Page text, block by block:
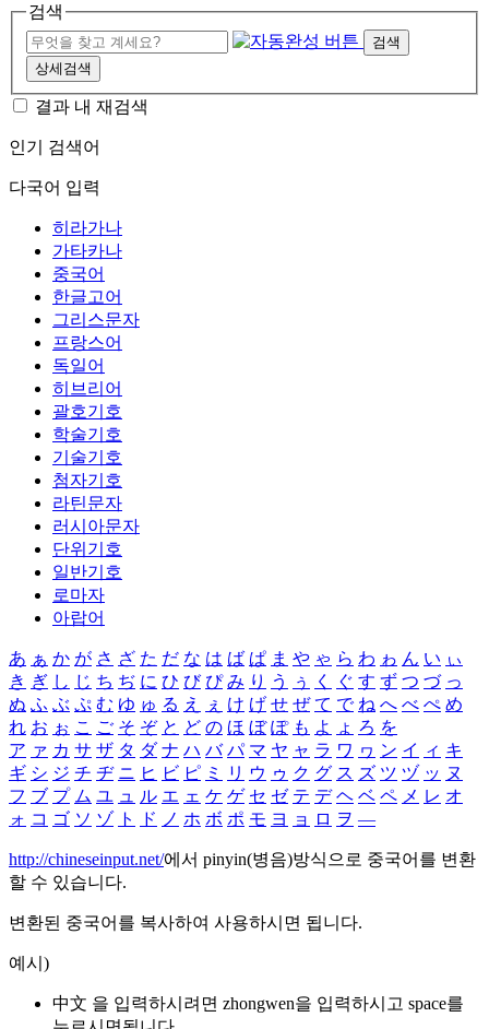
검색
검색
상세검색
결과 내 재검색
인기 검색어
다국어 입력
히라가나
가타카나
중국어
한글고어
그리스문자
프랑스어
독일어
히브리어
괄호기호
학술기호
기술기호
첨자기호
라틴문자
러시아문자
단위기호
일반기호
로마자
아랍어
あ ぁ か が さ ざ た だ な は ば ぱ ま や ゃ ら わ ゎ ん い ぃ
き ぎ し じ ち ぢ に ひ び ぴ み り う ぅ く ぐ す ず つ づ っ
ぬ ふ ぶ ぷ む ゆ ゅ る え ぇ け げ せ ぜ て で ね へ べ ぺ め
れ お ぉ こ ご そ ぞ と ど の ほ ぼ ぽ も よ ょ ろ を
ア ァ カ サ ザ タ ダ ナ ハ バ パ マ ヤ ャ ラ ワ ヮ ン イ ィ キ
ギ シ ジ チ ヂ ニ ヒ ビ ピ ミ リ ウ ゥ ク グ ス ズ ツ ヅ ッ ヌ
フ ブ プ ム ユ ュ ル エ ェ ケ ゲ セ ゼ テ デ ヘ ベ ペ メ レ オ
ォ コ ゴ ソ ゾ ト ド ノ ホ ボ ポ モ ヨ ョ ロ ヲ ―
http://chineseinput.net/에서 pinyin(병음)방식으로 중국어를 변환
할 수 있습니다.
변환된 중국어를 복사하여 사용하시면 됩니다.
예시)
中文 을 입력하시려면 zhongwen을 입력하시고 space를